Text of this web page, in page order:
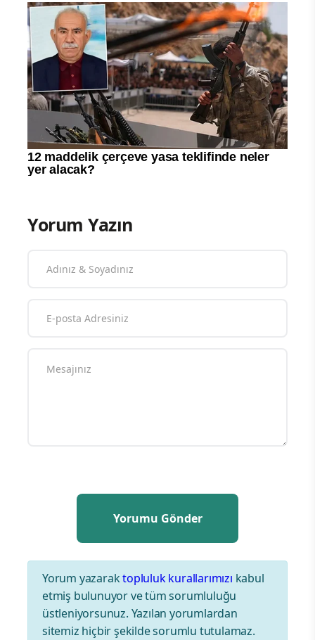
Yorum Yazın
Yorum yazaraktopluluk kurallarımızı kabul
etmiş bulunuyor ve tüm sorumluluğu
üstleniyorsunuz. Yazılan yorumlardan
sitemiz hiçbir şekilde sorumlu tutulamaz.